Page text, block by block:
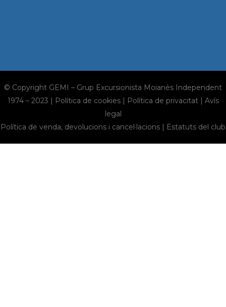
© Copyright GEMI – Grup Excursionista Moianès Independent
1974 – 2023 | Política de cookies| Política de privacitat| Avís
legal
Política de venda, devolucions i cancel·lacions | Estatuts del club